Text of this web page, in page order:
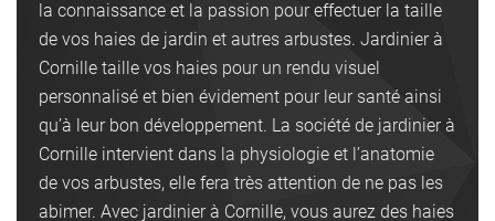
la connaissance et la passion pour effectuer la taille
de vos haies de jardin et autres arbustes. Jardinier à
Cornille taille vos haies pour un rendu visuel
personnalisé et bien évidement pour leur santé ainsi
qu’à leur bon développement. La société de jardinier à
Cornille intervient dans la physiologie et l’anatomie
de vos arbustes, elle fera très attention de ne pas les
abimer. Avec jardinier à Cornille, vous aurez des haies